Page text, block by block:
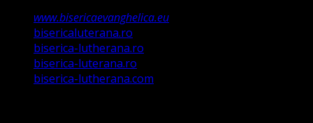
www.bisericaevanghelica.eu
bisericaluterana.ro
biserica-lutherana.ro
biserica-luterana.ro
biserica-lutherana.com